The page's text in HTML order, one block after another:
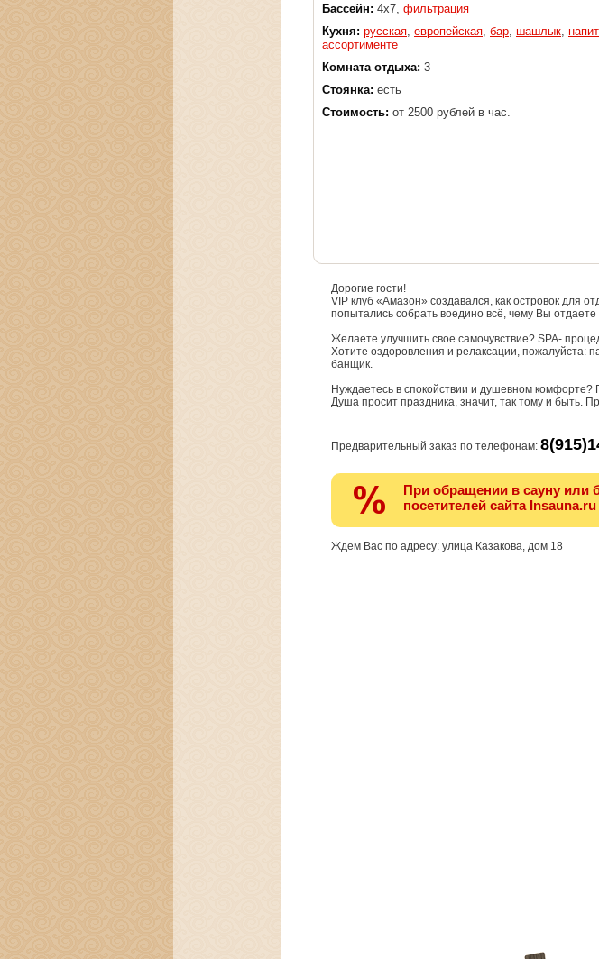
Бассейн: 4х7, фильтрация
Кухня: русская, европейская, бар, шашлык,
ассортименте
Комната отдыха: 3
Стоянка: есть
Стоимость: от 2500 рублей в час.
Дорогие гости!
VIP клуб «Амазон» создавался, как островок для
попытались собрать воедино всё, чему Вы
Желаете улучшить свое самочувствие? SPA-
Хотите оздоровления и релаксации, пожалуйста:
банщик.
Нуждаетесь в спокойствии и душевном комфорте?
Душа просит праздника, значит, так тому и быть.
Предварительный заказ по телефонам:
При обращении в сауну или
посетителей сайта
Ждем Вас по адресу: улица Казакова, дом 18